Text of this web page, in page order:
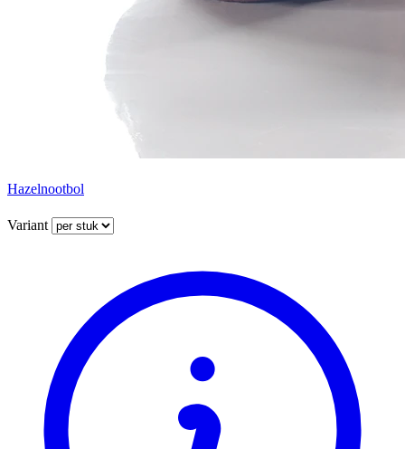
Hazelnootbol
Variant